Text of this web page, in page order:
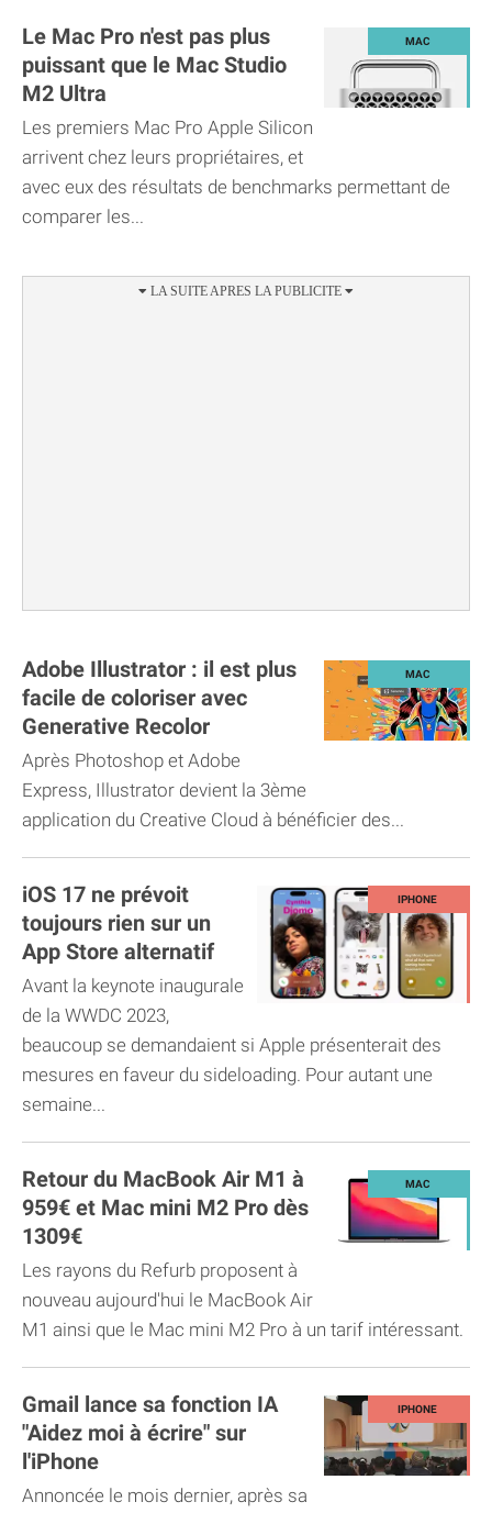
Le Mac Pro n'est pas plus
puissant que le Mac Studio
M2 Ultra
Les premiers Mac Pro Apple Silicon
arrivent chez leurs propriétaires, et
avec eux des résultats de benchmarks permettant de
comparer les...
Adobe Illustrator : il est plus
facile de coloriser avec
Generative Recolor
Après Photoshop et Adobe
Express, Illustrator devient la 3ème
application du Creative Cloud à bénéficier des...
iOS 17 ne prévoit
toujours rien sur un
App Store alternatif
Avant la keynote inaugurale
de la WWDC 2023,
beaucoup se demandaient si Apple présenterait des
mesures en faveur du sideloading. Pour autant une
semaine...
Retour du MacBook Air M1 à
959€ et Mac mini M2 Pro dès
1309€
Les rayons du Refurb proposent à
nouveau aujourd'hui le MacBook Air
M1 ainsi que le Mac mini M2 Pro à un tarif intéressant.
Gmail lance sa fonction IA
"Aidez moi à écrire" sur
l'iPhone
Annoncée le mois dernier, après sa